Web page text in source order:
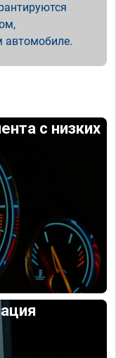
автомобиле.
с низких